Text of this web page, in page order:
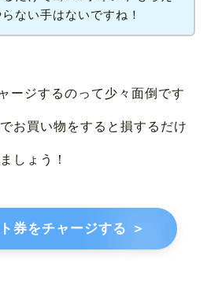
ない手はないですね！
ージするのって少々面倒です
お買い物をすると損するだけ
しょう！
券をチャージする ＞